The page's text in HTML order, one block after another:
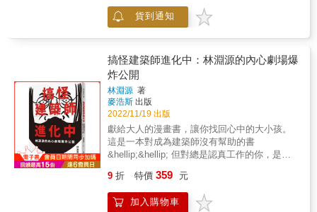
也不願看到作品在龐畢度中心展出。」開幕前
的下雨天，一位優雅的老婦人在聽聞Richard
Rogers是這棟建築的設計師後，立刻不發一
至，最後的正式開幕，他們都必須努力爭取才
獲得邀請，然而批評的聲浪，卻在一夜之間逆
轉，因為大排的人龍，等著參觀那棟「醜陋的
闖入者」。開幕一年有七百萬人參觀（超過羅
浮宮和艾菲爾鐵塔的總和）。 ▎誰怕查爾斯王
子？戰鬥建築師的煉成 Richard Rogers被認為
是二十一世紀最激進的建築設計師之一，作品
包括龐畢度中心、千禧巨蛋、波爾多法院、利
德賀大樓、勞氏大樓；獲得建築最高榮譽斯特
林獎、普立茲克獎。Richard Rogers的建築之
納、巴黎市長建築顧問，並帶領「建築和都市
備系統增添了生命力與現代性，誠如他所言
「建築是深思熟慮的空間創造」（Architecture
is the thoughtful making of space），建築除
了機能角色之外，還可以喚起人類永恆價值的
情感與象徵意義。 路易斯&bull;康出生於蘇聯
所控制之下的愛沙尼亞，原本的姓氏為舒慕伊
羅斯基（Schmuilowsky）的猶太家庭，在改名
為路易斯&bull;康之前，名為萊瑟-伊澤
（Leiser-Itze Schmuilowsky），親朋好友都叫
他路（Lou）。本書內文皆已「路康」稱之。
以下摘錄自路易斯．康所說： ◇ 建築的價值在
於能成為社會進步的工具。建築應該要為追求
個人與社會的福祉而努力。建築師不僅只是在
設計上將房子蓋得更漂亮，更要提出讓大眾能
有更美好生活的設計案。 ◇ 除非空間中有自然
光，否則不能稱之為建築空間，人工光無法照
島嶼上遍地開花，改變台灣公共空間的綠景、
私人建築的花園樣貌，為台灣景觀設計開啟新
貨到通知
搞怪建築師進化中：林淵源的內心劇場爆
炸公開
林淵源 著
麥浩斯 出版
2022/11/19 出版
獻給大人的漫畫書，讓你找回心中的大小孩。
這是一本對成為建築師沒有幫助的書
&hellip;&hellip; 但對總是認真工作的你，是一
甘被單一身分侷限的林淵源， 首度以「漫畫
家」之姿進軍圖文漫畫界， 運用黑白線條簡單
純粹的畫風， 幽默坦率地將建築師的心路歷程
9 折 特價 359 元
加入購物車